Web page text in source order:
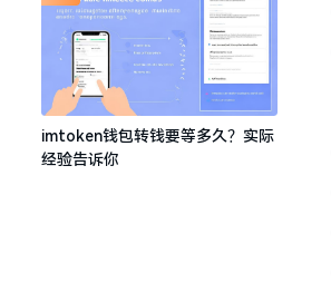
imtoken钱包转钱要等多久？实际
经验告诉你